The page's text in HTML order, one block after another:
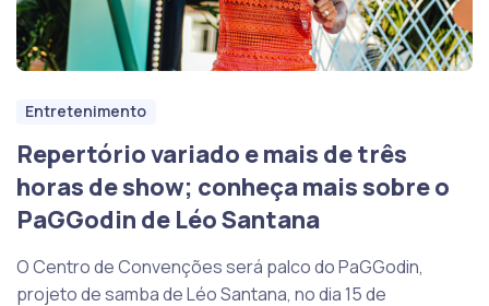
Entretenimento
Repertório variado e mais de três
horas de show; conheça mais sobre o
PaGGodin de Léo Santana
O Centro de Convenções será palco do PaGGodin,
projeto de samba de Léo Santana, no dia 15 de